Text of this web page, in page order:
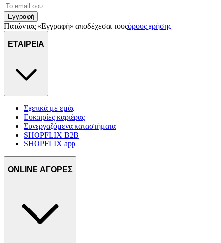
μας και την ανάπτυξη προϊόντων. Επίσης, κοινοποιούμε
πληροφορίες σχετικά με την από μέρους σας χρήση της
τοποθεσίας μας στους συνεργάτες μέσων κοινωνικής
δικτύωσης, διαφημίσεων και ανάλυσης.
Εγγραφή
Πατώντας «Εγγραφή» αποδέχεσαι τουςόρους χρήσης
ΕΤΑΙΡΕΙΑ
Σχετικά με εμάς
Ευκαιρίες καριέρας
Συνεργαζόμενα καταστήματα
SHOPFLIX B2B
SHOPFLIX app
ONLINE ΑΓΟΡΕΣ